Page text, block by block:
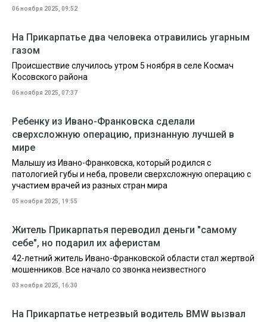
06 ноября 2025, 09:52
На Прикарпатье два человека отравились угарным
газом
Происшествие случилось утром 5 ноября в селе Космач
Косовского района
06 ноября 2025, 07:37
Ребенку из Ивано-Франковска сделали
сверхсложную операцию, признанную лучшей в
мире
Малышу из Ивано-Франковска, который родился с
патологией губы и неба, провели сверхсложную операцию с
участием врачей из разных стран мира
05 ноября 2025, 19:55
Житель Прикарпатья переводил деньги "самому
себе", но подарил их аферистам
42-летний житель Ивано-Франковской области стал жертвой
мошенников. Все начало со звонка неизвестного
03 ноября 2025, 16:30
На Прикарпатье нетрезвый водитель BMW вызвал